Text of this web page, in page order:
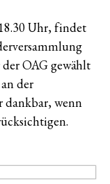
Uhr, findet
OAG gewählt
der
dankbar, wenn